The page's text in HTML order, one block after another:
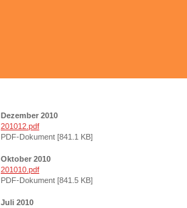
Dezember 2010
201012.pdf
PDF-Dokument [841.1 KB]
Oktober 2010
201010.pdf
PDF-Dokument [841.5 KB]
Juli 2010